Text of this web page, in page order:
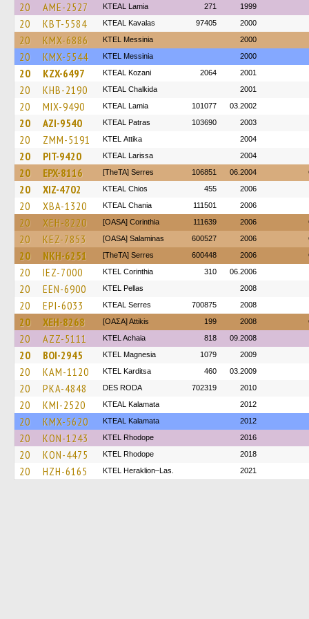
20 AME-2527 KTEAL Lamia 271 1999
20 KBT-5584 KTEAL Kavalas 97405 2000
20 KMX-6886 KTEL Messinia 2000
20 KMX-5544 KTEL Messinia 2000
20 KZX-6497 KTEAL Kozani 2064 2001
20 KHB-2190 KTEAL Chalkida 2001
20 MIX-9490 KTEAL Lamia 101077 03.2002
20 AZI-9540 KTEAL Patras 103690 2003
20 ZMM-5191 KΤΕL Αttika 2004
20 PIT-9420 KTEAL Larissa 2004
20 EPX-8116 [TheTA] Serres 106851 06.2004
20 XIZ-4702 KTEAL Chios 455 2006
20 XBA-1320 KTEAL Chania 111501 2006
20 XEH-8220 [OASA] Corinthia 111639 2006
20 KEZ-7853 [OASA] Salaminas 600527 2006
20 NKH-6251 [TheTA] Serres 600448 2006
20 IEZ-7000 KTEL Corinthia 310 06.2006
20 EEN-6900 KTEL Pellas 2008
20 EPI-6033 KTEAL Serres 700875 2008
20 XEH-8268 [ΟΑΣΑ] Αttikis 199 2008
20 AZZ-5111 KTEL Achaia 818 09.2008
20 BOI-2945 ΚΤΕL Magnesia 1079 2009
20 KAM-1120 ΚΤΕL Karditsa 460 03.2009
20 PKA-4848 DES RODA 702319 2010
20 KMI-2520 KTEAL Kalamata 2012
20 KMX-5620 KTEAL Kalamata 2012
20 KON-1243 KTEL Rhodope 2016
20 KON-4475 KTEL Rhodope 2018
20 HZH-6165 KTEL Heraklion–Las. 2021